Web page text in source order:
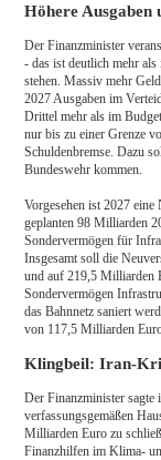
Höhere Ausgaben
Der Finanzminister
- das ist deutlich mehr
stehen. Massiv mehr
2027 Ausgaben im
Drittel mehr als im
nur bis zu einer Grenze
Schuldenbremse. Dazu
Bundeswehr kommen.
Vorgesehen ist 2027
geplanten 98 Milliarden
Sondervermögen für
Insgesamt soll die
und auf 219,5 Milliarden
Sondervermögen
das Bahnnetz saniert
von 117,5 Milliarden
Klingbeil: Iran-
Der Finanzminister
verfassungsgemäßen
Milliarden Euro zu
Finanzhilfen im Klima-